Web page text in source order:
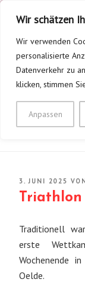
Wir schätzen
Wir verwenden
personalisierte
Datenverkehr zu
klicken, stimmen
Anpassen
Inhalt
springen
TV
E.V.
Mein Verein –
AM
3. JUNI 2025
Traditionell
erste
Wochenende
Oelde.